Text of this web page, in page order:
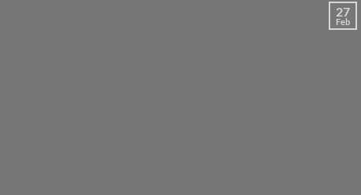
27
Feb